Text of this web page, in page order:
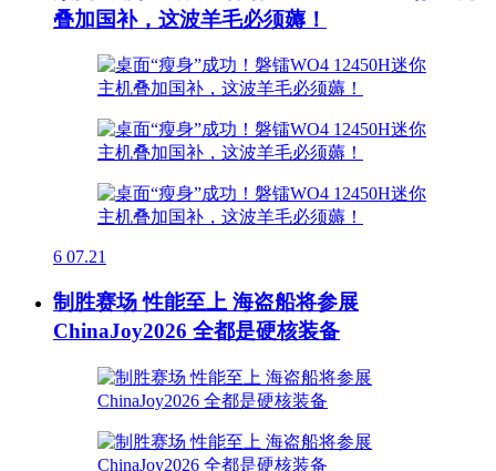
叠加国补，这波羊毛必须薅！
6 07.21
制胜赛场 性能至上 海盗船将参展
ChinaJoy2026 全都是硬核装备